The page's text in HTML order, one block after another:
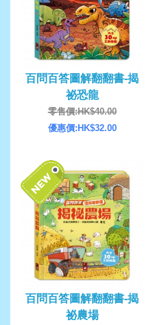
百問百答圖解翻翻書-揭
祕恐龍
零售價:HK$40.00
優惠價:HK$32.00
百問百答圖解翻翻書-揭
祕農場